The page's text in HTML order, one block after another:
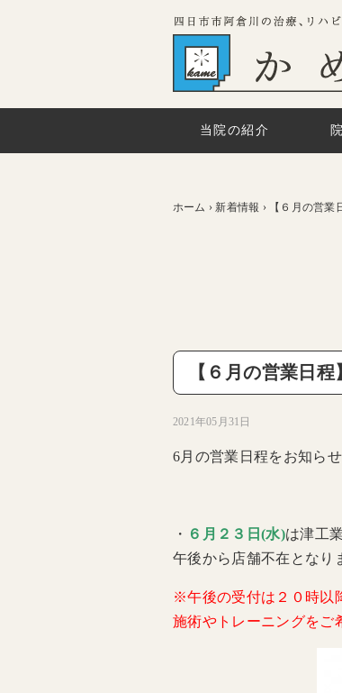
当院の紹介
ホーム › 新着情報 › 【６月の営業
【６月の営業日程
2021年05月31日
6月の営業日程をお知ら
・ ６月２３日(水)は津工
午後から店舗不在となり
※午後の受付は２０時以
施術やトレーニングをご